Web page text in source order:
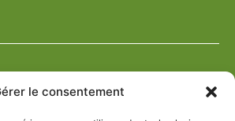
le consentement